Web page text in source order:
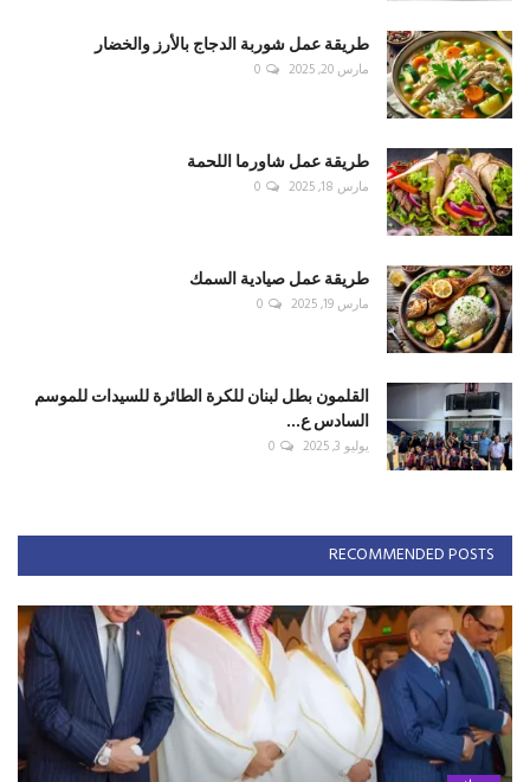
طريقة عمل شوربة الدجاج بالأرز والخضار
مارس 20, 2025 0
طريقة عمل شاورما اللحمة
مارس 18, 2025 0
طريقة عمل صيادية السمك
مارس 19, 2025 0
القلمون بطل لبنان للكرة الطائرة للسيدات للموسم
السادس ع...
يوليو 3, 2025 0
RECOMMENDED POSTS